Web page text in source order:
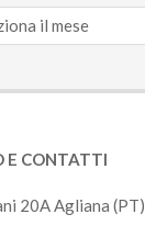
E CONTATTI
20A Agliana (PT)